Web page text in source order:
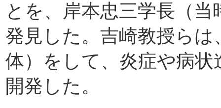
とを、岸本忠三学長（
発見した。吉崎教授ら
体）をして、炎症や病
開発した。